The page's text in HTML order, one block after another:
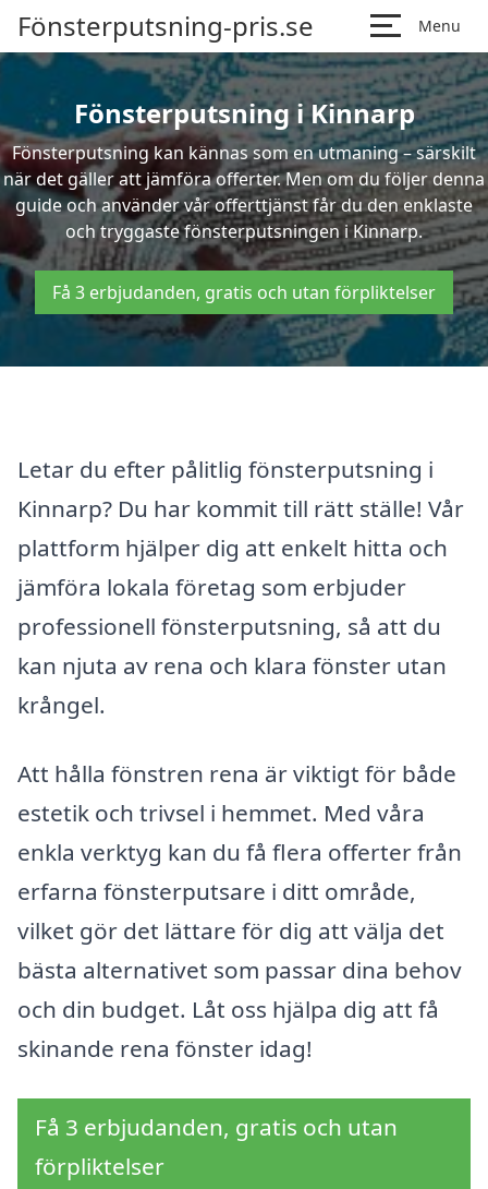
Fönsterputsning-pris.se Menu
Fönsterputsning i Kinnarp
Fönsterputsning kan kännas som en utmaning – särskilt
när det gäller att jämföra offerter. Men om du följer denna
guide och använder vår offerttjänst får du den enklaste
och tryggaste fönsterputsningen i Kinnarp.
Få 3 erbjudanden, gratis och utan förpliktelser
Letar du efter pålitlig fönsterputsning i
Kinnarp? Du har kommit till rätt ställe! Vår
plattform hjälper dig att enkelt hitta och
jämföra lokala företag som erbjuder
professionell fönsterputsning, så att du
kan njuta av rena och klara fönster utan
krångel.
Att hålla fönstren rena är viktigt för både
estetik och trivsel i hemmet. Med våra
enkla verktyg kan du få flera offerter från
erfarna fönsterputsare i ditt område,
vilket gör det lättare för dig att välja det
bästa alternativet som passar dina behov
och din budget. Låt oss hjälpa dig att få
skinande rena fönster idag!
Få 3 erbjudanden, gratis och utan
förpliktelser